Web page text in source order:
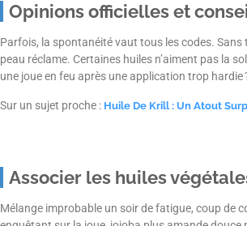
Opinions officielles et
Parfois, la spontanéité vaut tous les codes. Sans
peau réclame. Certaines huiles n’aiment pas la
une joue en feu après une application trop hardie
Sur un sujet proche : Huile De Krill : Un Atout
Associer les huiles
Mélange improbable un soir de fatigue, coup de